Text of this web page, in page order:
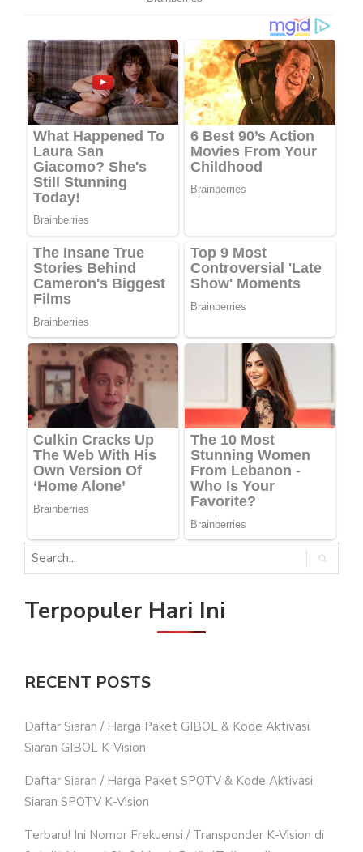
Terpopuler Hari Ini
RECENT POSTS
Daftar Siaran / Harga Paket GIBOL & Kode Aktivasi
Siaran GIBOL K-Vision
Daftar Siaran / Harga Paket SPOTV & Kode Aktivasi
Siaran SPOTV K-Vision
Terbaru! Ini Nomor Frekuensi / Transponder K-Vision di